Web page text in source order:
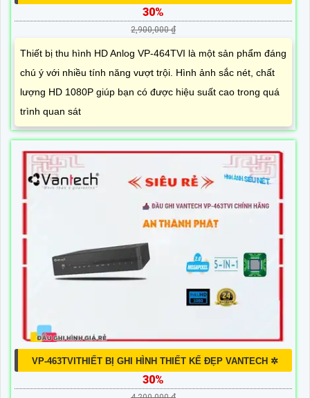
30%
2,900,000 ₫
Thiết bị thu hình HD Anlog VP-464TVI là một sản phẩm đáng
chú ý với nhiều tính năng vượt trội. Hình ảnh sắc nét, chất
lượng HD 1080P giúp bạn có được hiệu suất cao trong quá
trình quan sát
VP-463TVITHIẾT BỊ GHI HÌNH THIẾT KẾ ĐẸP VANTECH ✲
30%